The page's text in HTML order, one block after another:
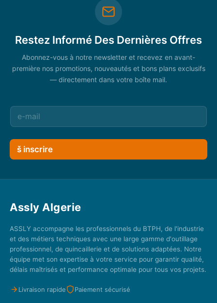
Restez Informé Des Dernières Offres
Abonnez-vous à notre newsletter et recevez en avant-
première nos promotions, nouveautés et bons plans exclusifs
— directement dans votre boîte mail.
š inscrire
Assly Algerie
ASSLY accompagne les professionnels du BTPH, de l'industrie
et des métiers techniques avec une large gamme d'outillage
professionnel, de quincaillerie et de solutions adaptées. Notre
équipe met son expertise à votre service pour garantir qualité,
délais maîtrisés et performance optimale pour tous vos projets.
Livraison rapide Paiement sécurisé